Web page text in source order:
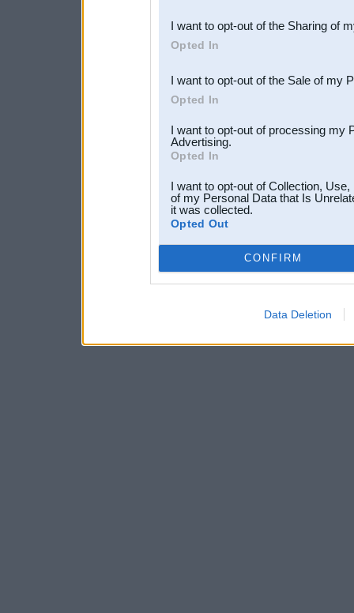
Downstream Participants
third parties.
I want to opt-out of the Sharing of
Opted In
I want to opt-out of the Sale of my
Opted In
I want to opt-out of processing my
Advertising.
Opted In
I want to opt-out of Collection,
of my Personal Data that Is
it was collected.
Opted Out
CONFIRM
Data Deletion